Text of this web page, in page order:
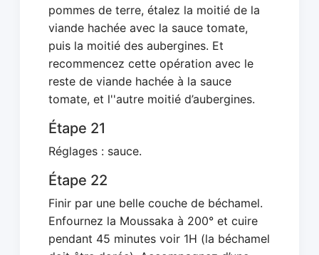
pommes de terre, étalez la moitié de la
viande hachée avec la sauce tomate,
puis la moitié des aubergines. Et
recommencez cette opération avec le
reste de viande hachée à la sauce
tomate, et l''autre moitié d’aubergines.
Étape 21
Réglages : sauce.
Étape 22
Finir par une belle couche de béchamel.
Enfournez la Moussaka à 200° et cuire
pendant 45 minutes voir 1H (la béchamel